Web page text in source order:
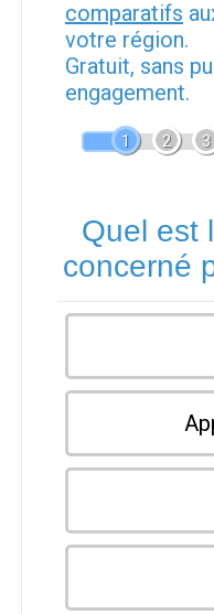
comparatifs
votre région.
Gratuit, sans
engagement.
1 2 3
Quel est
concerné